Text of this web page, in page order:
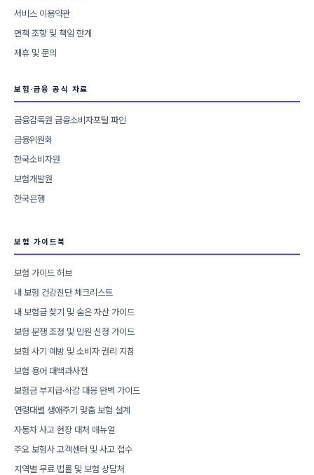
서비스 이용약관
면책 조항 및 책임 한계
제휴 및 문의
보험·금융 공식 자료
금융감독원 금융소비자포털 파인
금융위원회
한국소비자원
보험개발원
한국은행
보험 가이드북
보험 가이드 허브
내 보험 건강진단 체크리스트
내 보험금 찾기 및 숨은 자산 가이드
보험 분쟁 조정 및 민원 신청 가이드
보험 사기 예방 및 소비자 권리 지침
보험 용어 대백과사전
보험금 부지급·삭감 대응 완벽 가이드
연령대별 생애주기 맞춤 보험 설계
자동차 사고 현장 대처 매뉴얼
주요 보험사 고객센터 및 사고 접수
지역별 무료 법률 및 보험 상담처